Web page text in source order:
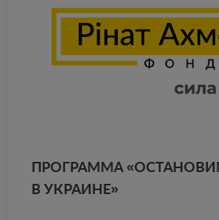
ПРО­ГРАМ­МА
В УКРА­ИНЕ»